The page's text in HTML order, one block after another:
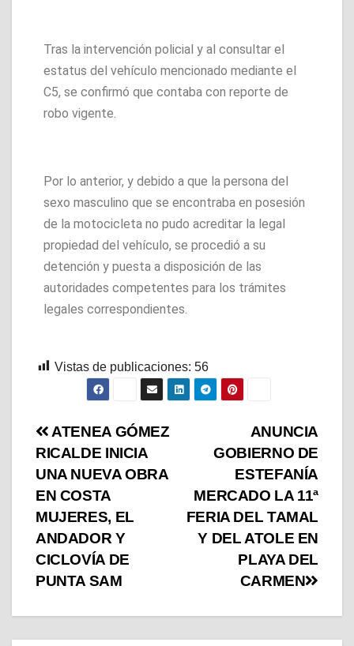
Tras la intervención policial y al consultar el
estatus del vehículo mencionado mediante el
C5, se confirmó que contaba con reporte de
robo vigente.
Por lo anterior, y debido a que la persona del
sexo masculino que se encontraba en posesión
de la motocicleta no pudo acreditar la legal
propiedad del vehículo, se procedió a su
detención y puesta a disposición de las
autoridades competentes para los trámites
legales correspondientes.
Vistas de publicaciones: 56
ANUNCIA
GOBIERNO DE
ESTEFANÍA
MERCADO LA 11ª
FERIA DEL TAMAL
Y DEL ATOLE EN
PLAYA DEL
CARMEN
ATENEA GÓMEZ
RICALDE INICIA
UNA NUEVA OBRA
EN COSTA
MUJERES, EL
ANDADOR Y
CICLOVÍA DE
PUNTA SAM